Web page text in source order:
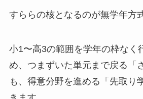
すららの核となるのが無学年方
小1〜高3の範囲を学年の枠なく
め、つまずいた単元まで戻る「
も、得意分野を進める「先取り